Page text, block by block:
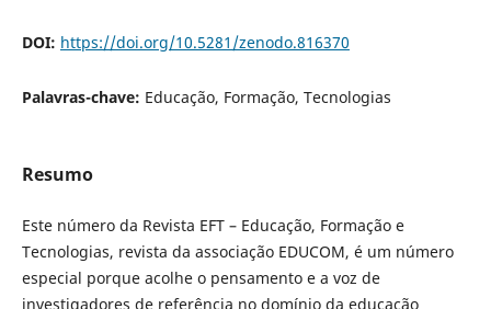
DOI: https://doi.org/10.5281/zenodo.816370
Palavras-chave: Educação, Formação, Tecnologias
Resumo
Este número da Revista EFT – Educação, Formação e
Tecnologias, revista da associação EDUCOM, é um número
especial porque acolhe o pensamento e a voz de
investigadores de referência no domínio da educação